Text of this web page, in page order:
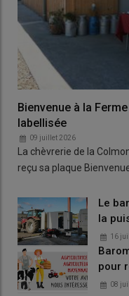
Bienvenue à la
labellisée
09 juillet 2026
La chèvrerie de la
reçu sa plaque
Le
la
16
pour
08